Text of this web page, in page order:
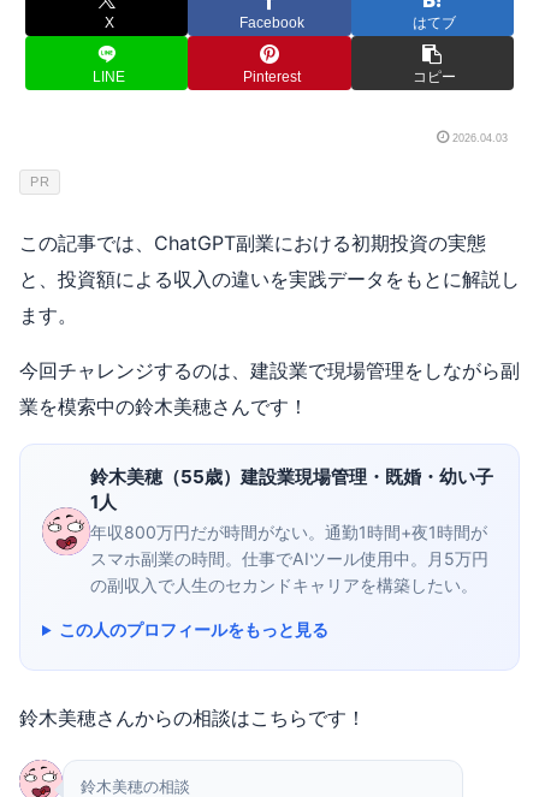
X Facebook はてブ
LINE Pinterest コピー
2026.04.03
PR
この記事では、ChatGPT副業における初期投資の実態
と、投資額による収入の違いを実践データをもとに解説し
ます。
今回チャレンジするのは、建設業で現場管理をしながら副
業を模索中の鈴木美穂さんです！
鈴木美穂（55歳）建設業現場管理・既婚・幼い子
1人
年収800万円だが時間がない。通勤1時間+夜1時間が
スマホ副業の時間。仕事でAIツール使用中。月5万円
の副収入で人生のセカンドキャリアを構築したい。
この人のプロフィールをもっと見る
鈴木美穂さんからの相談はこちらです！
鈴木美穂の相談